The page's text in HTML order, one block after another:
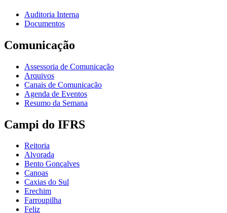
Auditoria Interna
Documentos
Comunicação
Assessoria de Comunicação
Arquivos
Canais de Comunicação
Agenda de Eventos
Resumo da Semana
Campi do IFRS
Reitoria
Alvorada
Bento Gonçalves
Canoas
Caxias do Sul
Erechim
Farroupilha
Feliz